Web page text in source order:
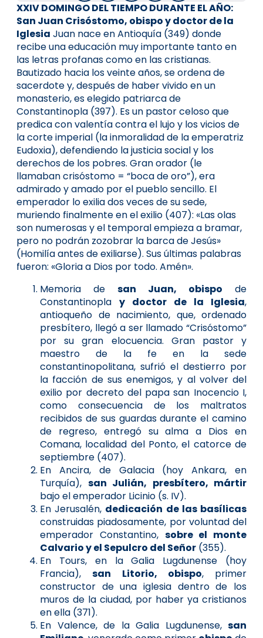
XXIV DOMINGO DEL TIEMPO DURANTE EL AÑO:
San Juan Crisóstomo, obispo y doctor de la
Iglesia Juan nace en Antioquía (349) donde
recibe una educación muy importante tanto en
las letras profanas como en las cris­tianas.
Bautizado hacia los veinte años, se ordena de
sacerdote y, después de haber vivido en un
monasterio, es elegido patriarca de
Constantinopla (397). Es un pastor celoso que
predica con valentía contra el lujo y los vicios de
la corte imperial (la in­moralidad de la emperatriz
Eudoxia), defendiendo la justicia social y los
derechos de los pobres. Gran orador (le
llamaban crisóstomo = “boca de oro”), era
admirado y amado por el pueblo sencillo. El
emperador lo exilia dos veces de su sede,
muriendo finalmente en el exilio (407): «Las olas
son numerosas y el temporal empieza a bramar,
pero no podrán zozobrar la barca de Jesús»
(Homilía antes de exiliarse). Sus últimas palabras
fueron: «Gloria a Dios por todo. Amén».
Memoria de san Juan, obispo de
Constantinopla y doctor de la Iglesia,
antioqueño de nacimiento, que, ordenado
presbítero, llegó a ser llamado “Crisóstomo”
por su gran elocuencia. Gran pastor y
maestro de la fe en la sede
constantinopolitana, sufrió el destierro por
la facción de sus enemigos, y al volver del
exilio por decreto del papa san Inocencio I,
como consecuencia de los maltratos
recibidos de sus guardas durante el camino
de regreso, entregó su alma a Dios en
Comana, localidad del Ponto, el catorce de
septiembre (407).
En Ancira, de Galacia (hoy Ankara, en
Turquía), san Julián, presbítero, mártir
bajo el emperador Licinio (s. IV).
En Jerusalén, dedicación de las basílicas
construidas piadosamente, por voluntad del
emperador Constantino, sobre el monte
Calvario y el Sepulcro del Señor (355).
En Tours, en la Galia Lugdunense (hoy
Francia),san Litorio, obispo, primer
constructor de una iglesia dentro de los
muros de la ciudad, por haber ya cristianos
en ella (371).
En Valence, de la Galia Lugdunense, san